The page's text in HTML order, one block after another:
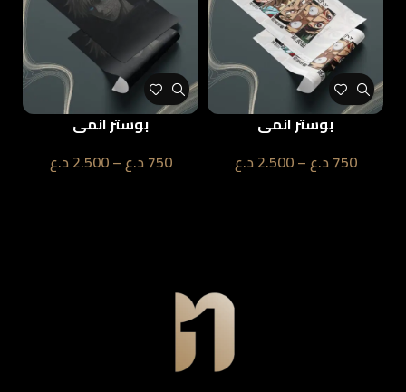
بوستر انمي
750د.ع–
2.500د.ع
بوستر انمي
750د.ع–
2.500د.ع